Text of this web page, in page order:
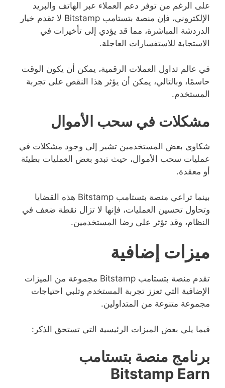
على الرغم من توفر دعم العملاء عبر الهاتف والبريد
الإلكتروني، فإن منصة بتستامب Bitstamp لا تقدم خيار
الدردشة المباشرة، مما قد يؤدي إلى تأخيرات في
الاستجابة للاستفسارات العاجلة.
في عالم تداول العملات الرقمية، يمكن أن يكون الوقت
حاسمًا، وبالتالي، يمكن أن يؤثر هذا النقص على تجربة
المستخدم.
مشكلات في سحب الأموال
شكاوى بعض المستخدمين تشير إلى وجود مشكلات في
عمليات سحب الأموال، حيث تبدو بعض العمليات بطيئة
أو معقدة.
بينما تراعي منصة بتستامب Bitstamp هذه القضايا
وتحاول تحسين العمليات، فإنها لا تزال نقطة ضعف في
النظام، وقد تؤثر على رضا المستخدمين.
ميزات إضافية
تقدم منصة بتستامب Bitstamp مجموعة من الميزات
الإضافية التي تعزز تجربة المستخدم وتلبي احتياجات
مجموعة متنوعة من المتداولين.
فيما يلي بعض الميزات الرئيسية التي تستحق الذكر:
برنامج منصة بتستامب
Bitstamp Earn